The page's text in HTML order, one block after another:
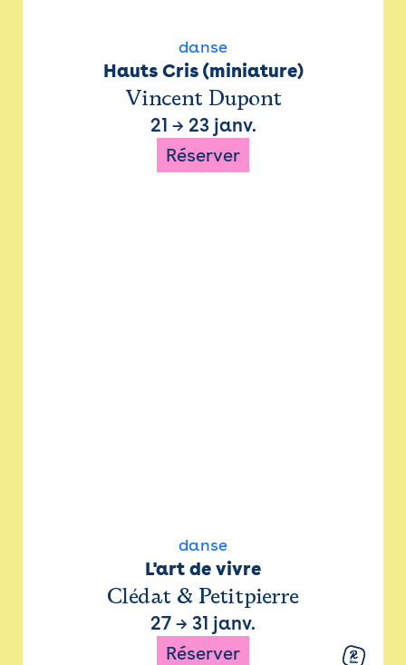
danse
Hauts Cris (miniature)
Vincent Dupont
21 → 23 janv.
Réserver
danse
L'art de vivre
Clédat & Petitpierre
27 → 31 janv.
Réserver